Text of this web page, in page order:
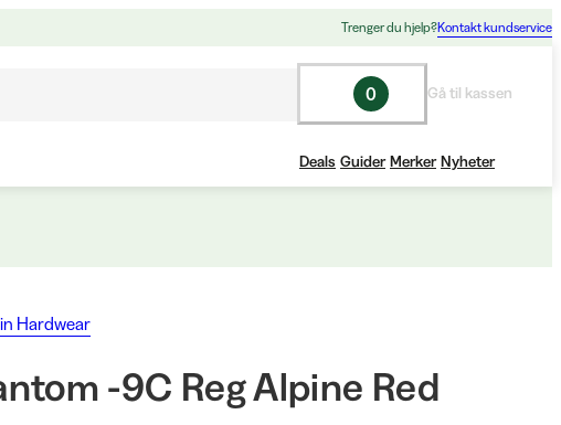
Trenger du hjelp?Kontakt kundservice
0 Gå til kassen
Deals Guider Merker Nyheter
Hardwear
-9C Reg Alpine Red